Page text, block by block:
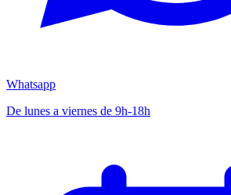
Whatsapp
De lunes a viernes de 9h-18h